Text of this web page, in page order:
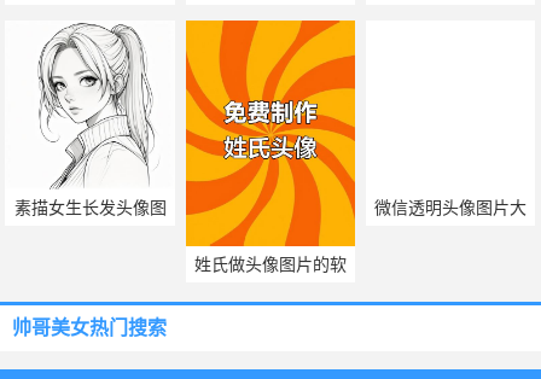
片
孩
素描女生长发头像图
姓氏做头像图片的软
件
微信透明头像图片大
帅哥美女热门搜索